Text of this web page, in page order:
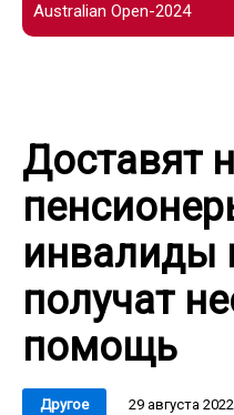
Australian Open-2024
Доставят
инвалиды
получат
помощь
Другое 29 августа